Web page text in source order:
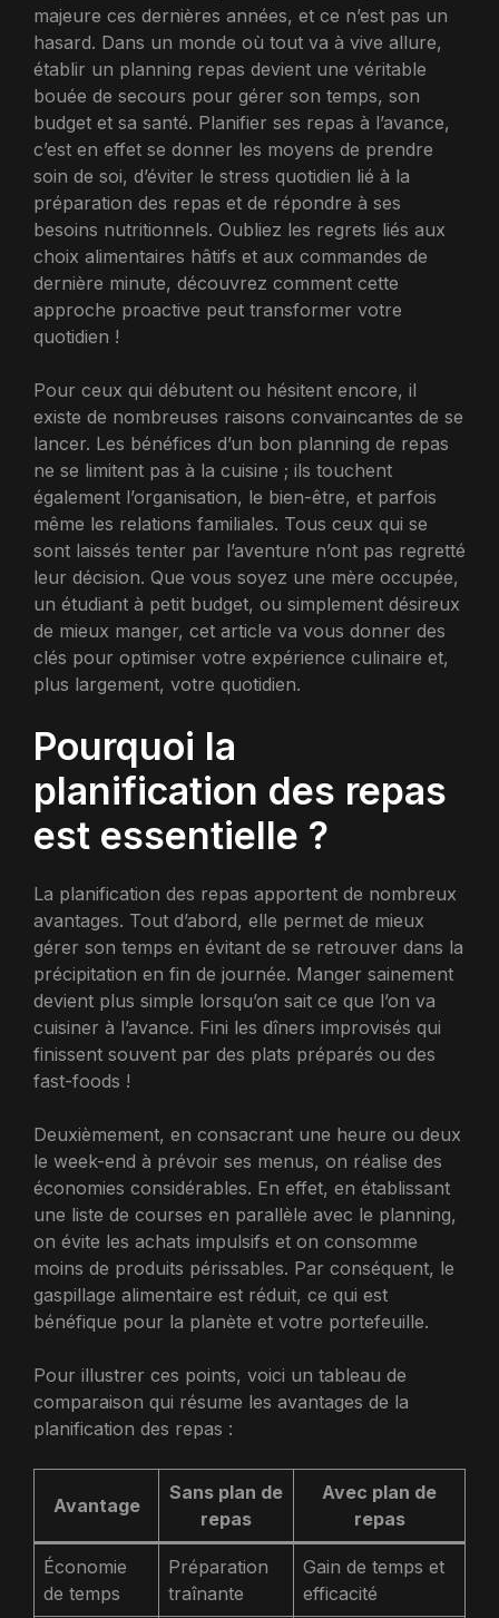
majeure ces dernières années, et ce n’est pas un
hasard. Dans un monde où tout va à vive allure,
établir un planning repas devient une véritable
bouée de secours pour gérer son temps, son
budget et sa santé. Planifier ses repas à l’avance,
c’est en effet se donner les moyens de prendre
soin de soi, d’éviter le stress quotidien lié à la
préparation des repas et de répondre à ses
besoins nutritionnels. Oubliez les regrets liés aux
choix alimentaires hâtifs et aux commandes de
dernière minute, découvrez comment cette
approche proactive peut transformer votre
quotidien !
Pour ceux qui débutent ou hésitent encore, il
existe de nombreuses raisons convaincantes de se
lancer. Les bénéfices d’un bon planning de repas
ne se limitent pas à la cuisine ; ils touchent
également l’organisation, le bien-être, et parfois
même les relations familiales. Tous ceux qui se
sont laissés tenter par l’aventure n’ont pas regretté
leur décision. Que vous soyez une mère occupée,
un étudiant à petit budget, ou simplement désireux
de mieux manger, cet article va vous donner des
clés pour optimiser votre expérience culinaire et,
plus largement, votre quotidien.
Pourquoi la
planification des repas
est essentielle ?
La planification des repas apportent de nombreux
avantages. Tout d’abord, elle permet de mieux
gérer son temps en évitant de se retrouver dans la
précipitation en fin de journée. Manger sainement
devient plus simple lorsqu’on sait ce que l’on va
cuisiner à l’avance. Fini les dîners improvisés qui
finissent souvent par des plats préparés ou des
fast-foods !
Deuxièmement, en consacrant une heure ou deux
le week-end à prévoir ses menus, on réalise des
économies considérables. En effet, en établissant
une liste de courses en parallèle avec le planning,
on évite les achats impulsifs et on consomme
moins de produits périssables. Par conséquent, le
gaspillage alimentaire est réduit, ce qui est
bénéfique pour la planète et votre portefeuille.
Pour illustrer ces points, voici un tableau de
comparaison qui résume les avantages de la
planification des repas :
Avantage
Sans plan de
repas
Avec plan de
repas
Économie
de temps
Préparation
traînante
Gain de temps et
efficacité